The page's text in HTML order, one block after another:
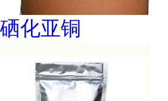
硒化亚铜